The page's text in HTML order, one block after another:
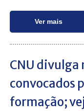
Ver mais
CNU divulga
convocados
formação;